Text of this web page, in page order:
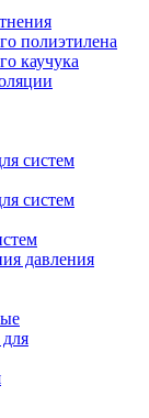
полиэтилена
каучука
систем
систем
давления